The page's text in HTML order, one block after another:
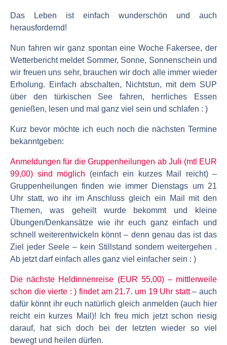
Das Leben ist einfach wunderschön und auch
herausfordernd!
Nun fahren wir ganz spontan eine Woche Fakersee, der
Wetterbericht meldet Sommer, Sonne, Sonnenschein und
wir freuen uns sehr, brauchen wir doch alle immer wieder
Erholung. Einfach abschalten, Nichtstun, mit dem SUP
über den türkischen See fahren, herrliches Essen
genießen, lesen und mal ganz viel sein und schlafen : )
Kurz bevor möchte ich euch noch die nächsten Termine
bekanntgeben:
Anmeldungen für die Gruppenheilungen ab Juli (mtl EUR
99,00) sind möglich
(einfach ein kurzes Mail reicht) –
Gruppenheilungen finden wie immer Dienstags um 21
Uhr statt, wo ihr im Anschluss gleich ein Mail mit den
Themen, was geheilt wurde bekommt und kleine
Übungen/Denkansätze wie ihr euch ganz einfach und
schnell weiterentwickeln könnt – denn genau das ist das
Ziel jeder Seele – kein Stillstand sondern weitergehen .
Ab jetzt darf einfach alles ganz viel einfacher sein : )
Die nächste Heldinnenreise (EUR 55,00) – mittlerweile
schon die vierte : ) findet am 21.7. um 19 Uhr statt– auch
dafür könnt ihr euch natürlich gleich anmelden (auch hier
reicht ein kurzes Mail)! Ich freu mich jetzt schon riesig
darauf, hat sich doch bei der letzten wieder so viel
bewegt und heilen dürfen.